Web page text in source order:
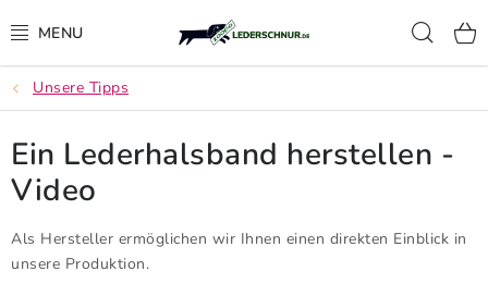
Inhalt
LEDERSCHNUR
FÜHRLEINEN
AUSSTELLUNG HUNDELEINEN
UMHÄNGELEINEN
Unsere Tipps
Ein Lederhalsband herstellen -
Video
Als Hersteller ermöglichen wir Ihnen einen direkten Einblick in
unsere Produktion.